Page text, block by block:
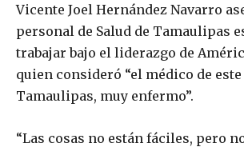
Vicente Joel Hernández Navarro
personal de Salud de Tamaulipas
trabajar bajo el liderazgo de
quien consideró “el médico de
Tamaulipas, muy enfermo”.
“Las cosas no están fáciles, pero